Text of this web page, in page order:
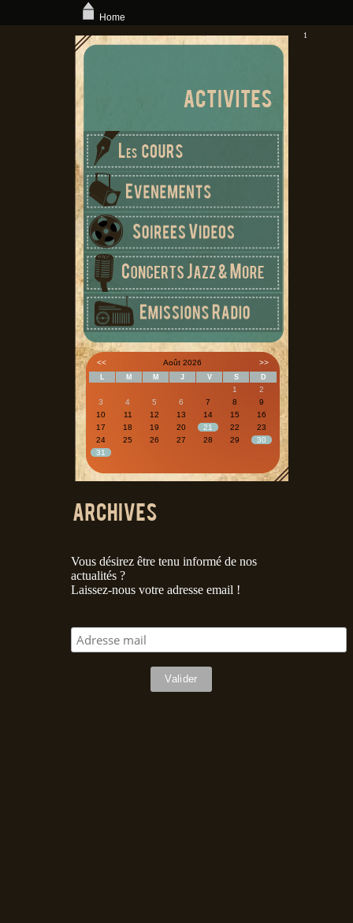
<< Août 2026 >>
L M M J V S D
1
2
3
4 5 6 7 8
9
10
11 12 13 14 15
16
17
18 19 20 21 22
23
24
25 26 27 28 29
30
31
Vous désirez être tenu informé de nos
actualités ?
Laissez-nous votre adresse email !
1
Home